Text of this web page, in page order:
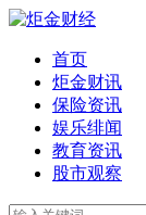
首页
炬金财讯
保险资讯
娱乐绯闻
教育资讯
股市观察